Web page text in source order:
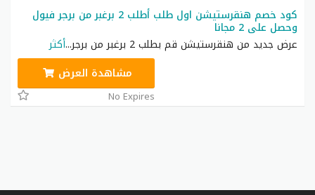
كود خصم هنقرستيشن اول طلب أطلب 2 برغبر من برجر فيول
وحصل على 2 مجانا
عرض جديد من هنقرستيشن قم بطلب 2 برغبر من برجر
...أكثر
مشاهدة العرض
No Expires